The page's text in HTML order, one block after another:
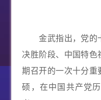
金武指出，党的
决胜阶段、中国特色
期召开的一次十分重
硕，在中国共产党